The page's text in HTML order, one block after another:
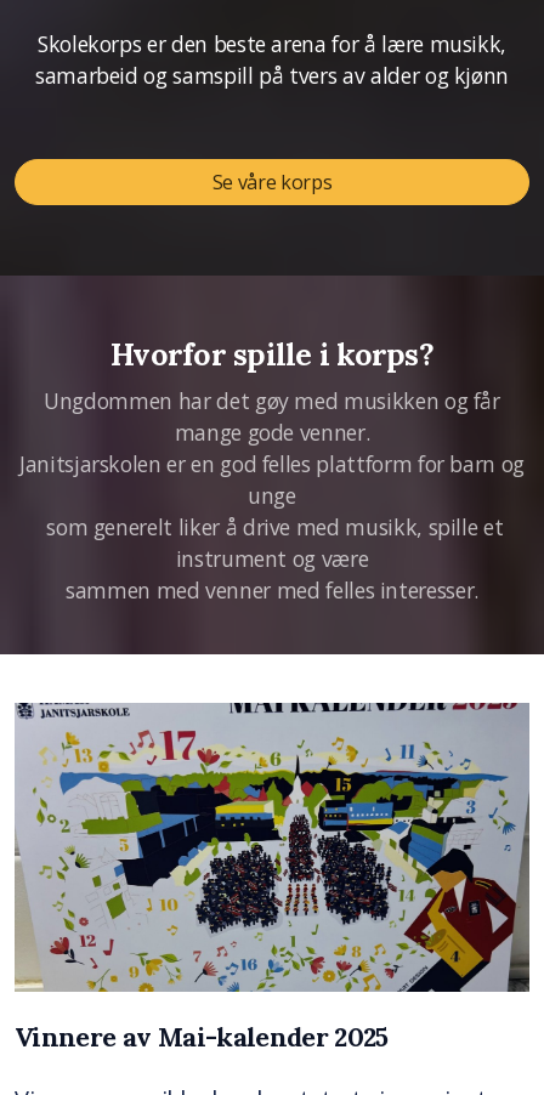
Skolekorps er den beste arena for å lære musikk,
samarbeid og samspill på tvers av alder og kjønn
Se våre korps
Hvorfor spille i korps?
Ungdommen har det gøy med musikken og får
mange gode venner.
Janitsjarskolen er en god felles plattform for barn og
unge
som generelt liker å drive med musikk, spille et
instrument og være
sammen med venner med felles interesser.
Vinnere av Mai-kalender 2025